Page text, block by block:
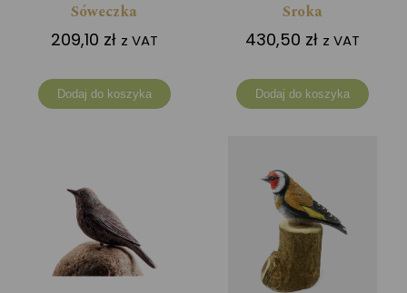
Sóweczka
209,10 zł z VAT
Dodaj do koszyka
Sroka
430,50 zł z VAT
Dodaj do koszyka